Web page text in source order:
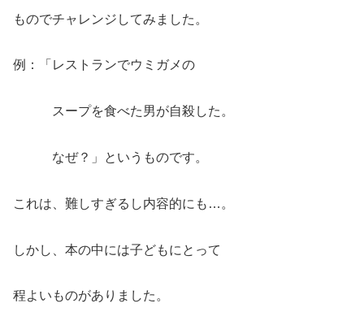
ものでチャレンジしてみました。
例：「レストランでウミガメの
スープを食べた男が自殺した。
なぜ？」というものです。
これは、難しすぎるし内容的にも…。
しかし、本の中には子どもにとって
程よいものがありました。